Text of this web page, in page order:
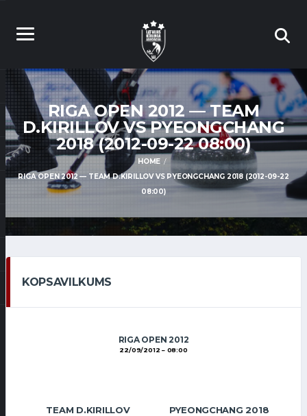
RIGA OPEN 2012 — TEAM
D.KIRILLOV VS PYEONGCHANG
2018 (2012-09-22 08:00)
HOME
RIGA OPEN 2012 — TEAM D.KIRILLOV VS PYEONGCHANG 2018 (2012-09-22
08:00)
KOPSAVILKUMS
RIGA OPEN 2012
22/09/2012 08:00
TEAM D.KIRILLOV PYEONGCHANG 2018